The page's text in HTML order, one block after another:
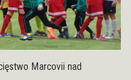
Marcovii nad